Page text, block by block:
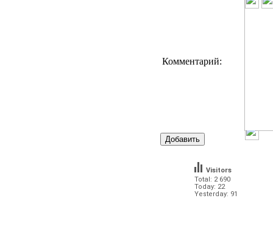
Комментарий:
Total: 2 690
Today: 22
Yesterday: 91
Visitors